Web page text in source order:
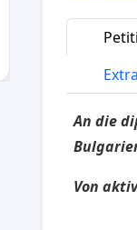
An die
Von